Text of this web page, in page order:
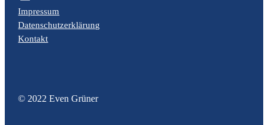
Impressum
Datenschutzerklärung
Kontakt
© 2022 Even Grüner